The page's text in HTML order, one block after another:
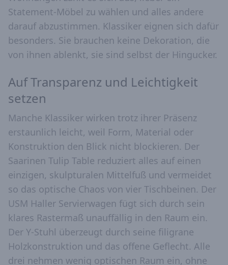
Statement-Möbel zu wählen und alles andere
darauf abzustimmen. Klassiker eignen sich dafür
besonders. Sie brauchen keine Dekoration, die
von ihnen ablenkt, sie sind selbst der Hingucker.
Auf Transparenz und Leichtigkeit
setzen
Manche Klassiker wirken trotz ihrer Präsenz
erstaunlich leicht, weil Form, Material oder
Konstruktion den Blick nicht blockieren. Der
Saarinen Tulip Table reduziert alles auf einen
einzigen, skulpturalen Mittelfuß und vermeidet
so das optische Chaos von vier Tischbeinen. Der
USM Haller Servierwagen fügt sich durch sein
klares Rastermaß unauffällig in den Raum ein.
Der Y-Stuhl überzeugt durch seine filigrane
Holzkonstruktion und das offene Geflecht. Alle
drei nehmen wenig optischen Raum ein, ohne